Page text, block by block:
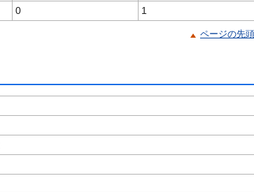
0 1
ページの先